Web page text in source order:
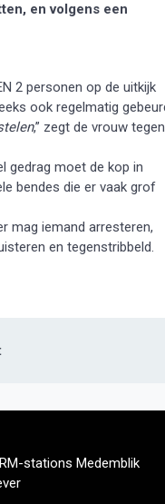
en volgens een
2 personen op de uitkijk
ook regelmatig
,” zegt de vrouw tegen
gedrag moet de kop in
bendes die er vaak grof
mag iemand arresteren,
en tegenstribbeld.
stations Medemblik